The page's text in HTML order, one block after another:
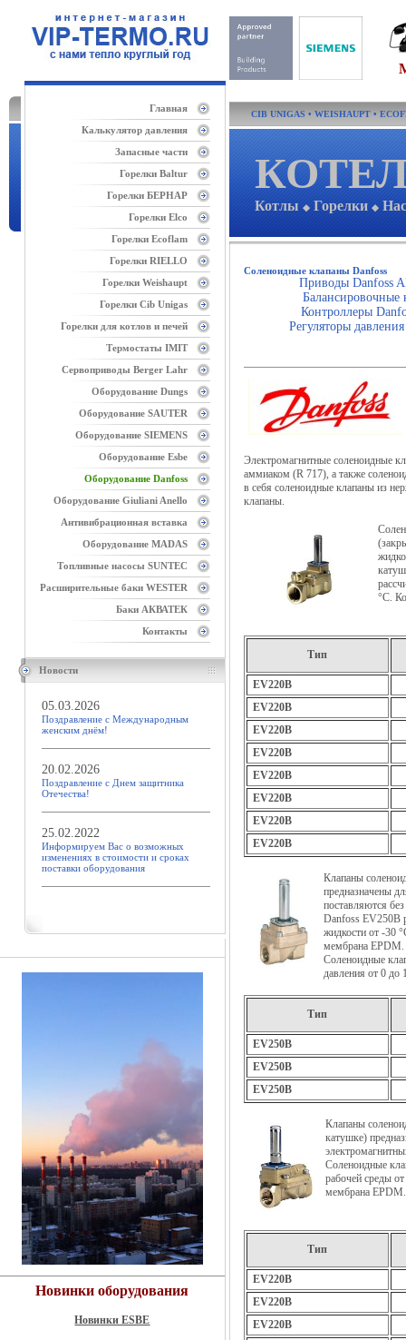
Главная
Калькулятор давления
Запасные части
Горелки Baltur
Горелки БЕРНАР
Горелки Elco
Горелки Ecoflam
Горелки RIELLO
Горелки Weishaupt
Горелки Cib Unigas
Горелки для котлов и печей
Термостаты IMIT
Сервоприводы Berger Lahr
Оборудование Dungs
Оборудование SAUTER
Оборудование SIEMENS
Оборудование Esbe
Оборудование Danfoss
Оборудование Giuliani Anello
Антивибрационная вставка
Оборудование MADAS
Топливные насосы SUNTEC
Расширительные баки WESTER
Баки АКВАТЕК
Контакты
Новости
05.03.2026
Поздравление с Международным
женским днём!
20.02.2026
Поздравление с Днем защитника
Отечества!
25.02.2022
Информируем Вас о возможных
изменениях в стоимости и сроках
поставки оборудования
Новинки оборудования
Новинки ESBE
CIB UNIGAS • WEISHAUPT •
Котлы ◆ Горелки ◆
Соленоидные клапаны Danfoss
Приводы Danfoss
Балансировочные
Контроллеры
Регуляторы
Электромагнитные соленоидные
аммиаком (R 717), а также
в себя соленоидные клапаны из
клапаны.
°С.
Тип
EV220B
EV220B
EV220B
EV220B
EV220B
EV220B
EV220B
EV220B
Клапаны
предназначены
поставляются
Danfoss EV250B
жидкости от -30
мембрана EPDM.
Соленоидные
давления от 0 до
Тип
EV250B
EV250B
EV250B
Клапаны
катушке)
Соленоидные
рабочей среды
мембрана EPDM.
Тип
EV220B
EV220B
EV220B